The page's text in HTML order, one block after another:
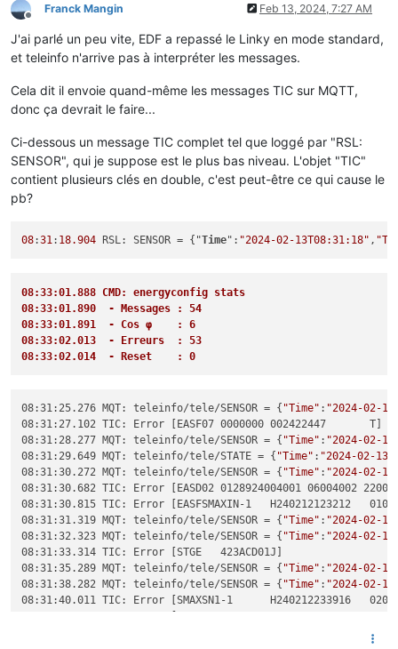
Offline
Franck Mangin Feb 13, 2024, 7:27 AM
J'ai parlé un peu vite, EDF a repassé le Linky en mode standard,
et teleinfo n'arrive pas à interpréter les messages.
Cela dit il envoie quand-même les messages TIC sur MQTT,
donc ça devrait le faire...
Ci-dessous un message TIC complet tel que loggé par "RSL:
SENSOR", qui je suppose est le plus bas niveau. L'objet "TIC"
contient plusieurs clés en double, c'est peut-être ce qui cause le
pb?
08:31: 18.904 RSL: SENSOR = {"Time": "2024-02-13T08:31:18" ,
08:33:01.888 CMD: energyconfig stats
08:33:01.890  - Messages : 54
08:33:01.891  - Cos φ    : 6
08:33:02.013  - Erreurs  : 53
08:33:02.014  - Reset    : 0
08:31:25.276 MQT: teleinfo/tele/SENSOR = { "Time" : "2024-02-
08:31:27.102 TIC: Error [EASF07	0000000	002422447	T]
08:31:28.277 MQT: teleinfo/tele/SENSOR = { "Time" : "2024-02-
08:31:29.649 MQT: teleinfo/tele/STATE = { "Time" : "2024-02-
08:31:30.272 MQT: teleinfo/tele/SENSOR = { "Time" : "2024-02-
08:31:30.682 TIC: Error [EASD02	0128924004001 06004002 22004001 NONUTILE NONUTILE NONUTILE NONUTILE NONUTILE NONUTILE NONUTILE NONUTILE	.]
08:31:30.815 TIC: Error [EASFSMAXIN-1	H240212123212	01039	D]
08:31:31.319 MQT: teleinfo/tele/SENSOR = { "Time" : "2024-02-
08:31:32.323 MQT: teleinfo/tele/SENSOR = { "Time" : "2024-02-
08:31:33.314 TIC: Error [STGE	423ACD01J]
08:31:35.289 MQT: teleinfo/tele/SENSOR = { "Time" : "2024-02-
08:31:38.282 MQT: teleinfo/tele/SENSOR = { "Time" : "2024-02-
08:31:40.011 TIC: Error [SMAXSN1-1	H240212233916	02003	DINSTS3	00145	C]
"2024-02-